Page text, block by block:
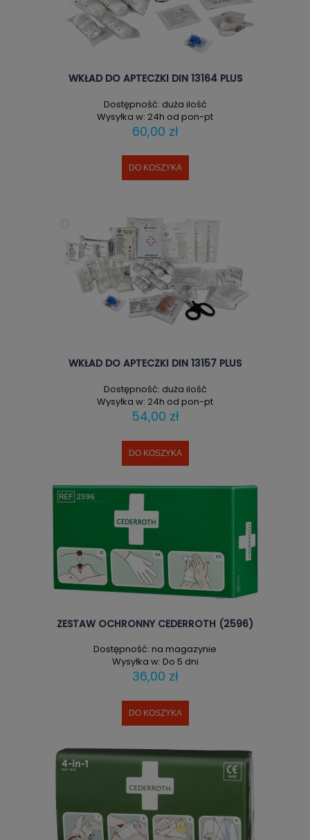
WKŁAD DO APTECZKI DIN 13164 PLUS
Dostępność: duża ilość
Wysyłka w: 24h od pon-pt
60,00 zł
DO KOSZYKA
WKŁAD DO APTECZKI DIN 13157 PLUS
Dostępność: duża ilość
Wysyłka w: 24h od pon-pt
54,00 zł
DO KOSZYKA
ZESTAW OCHRONNY CEDERROTH (2596)
Dostępność: na magazynie
Wysyłka w: Do 5 dni
36,00 zł
DO KOSZYKA